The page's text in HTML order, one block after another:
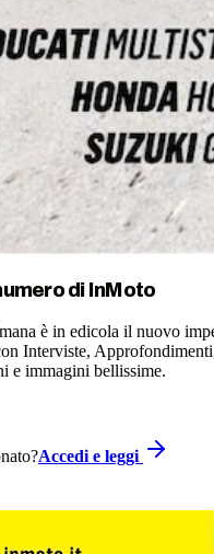
di InMoto
è in edicola il nuovo
Interviste,
e immagini bellissime.
Accedi e leggi